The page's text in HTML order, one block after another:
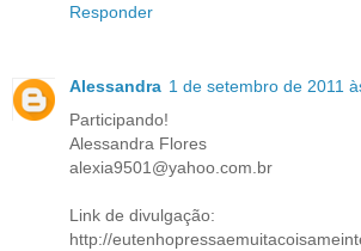
Responder
Alessandra 1 de setembro de 2011
Participando!
Alessandra Flores
alexia9501@yahoo.com.br
Link de divulgação:
http://